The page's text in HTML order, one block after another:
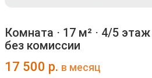
Комната ⋅ 17 м² ⋅ 4/5 этаж
без комиссии
17 500 р. в месяц